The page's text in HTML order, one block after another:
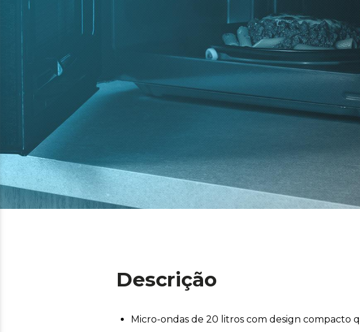
Descrição
Micro-ondas de 20 litros com design compacto